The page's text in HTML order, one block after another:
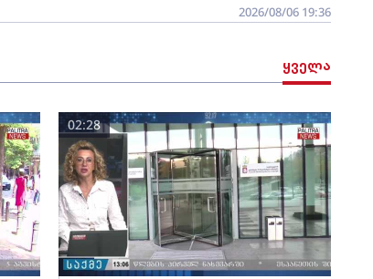
2026/08/06 19:36
ყველა
02:28